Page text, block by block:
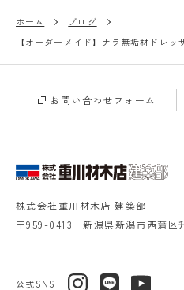
ホーム
ブログ
【オーダーメイド】ナラ無垢材ドレッ
公式SNS
株式会社重川材木店 建築部
〒959-0413 新潟県新潟市西蒲区
お問い合わせフォーム